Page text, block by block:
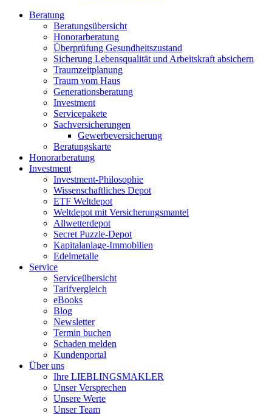
Beratung
Beratungsübersicht
Honorarberatung
Überprüfung Gesundheitszustand
Sicherung Lebensqualität und Arbeitskraft absichern
Traumzeitplanung
Traum vom Haus
Generationsberatung
Investment
Servicepakete
Sachversicherungen
Gewerbeversicherung
Beratungskarte
Honorarberatung
Investment
Investment-Philosophie
Wissenschaftliches Depot
ETF Weltdepot
Weltdepot mit Versicherungsmantel
Allwetterdepot
Secret Puzzle-Depot
Kapitalanlage-Immobilien
Edelmetalle
Service
Serviceübersicht
Tarifvergleich
eBooks
Blog
Newsletter
Termin buchen
Schaden melden
Kundenportal
Über uns
Ihre LIEBLINGSMAKLER
Unser Versprechen
Unsere Werte
Unser Team